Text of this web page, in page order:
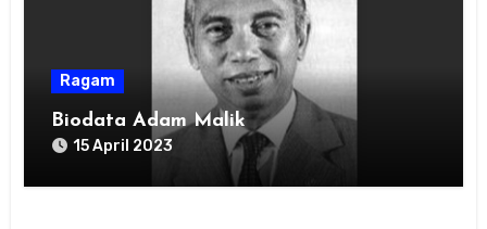
Ragam
Biodata Adam Malik
15 April 2023